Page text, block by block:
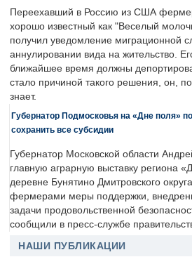
Переехавший в Россию из США
хорошо известный как "Веселый
получил уведомление миграционной
аннулировании вида на жительство.
ближайшее время должны
стало причиной такого решения, он,
знает.
Губернатор Подмосковья на «Дне поля»
сохранить все субсидии
Губернатор Московской области
главную аграрную выставку региона
деревне Бунятино Дмитровского
фермерами меры поддержки,
задачи продовольственной
сообщили в пресс-службе
НАШИ ПУБЛИКАЦИИ